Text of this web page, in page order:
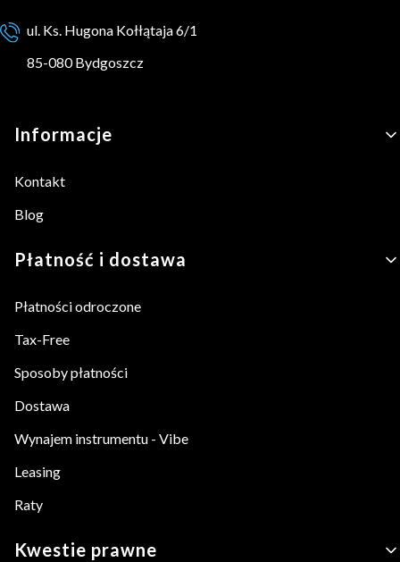
ul. Ks. Hugona Kołłątaja 6/1
85-080 Bydgoszcz
Linki w stopce
Informacje
Kontakt
Blog
Płatność i dostawa
Płatności odroczone
Tax-Free
Sposoby płatności
Dostawa
Wynajem instrumentu - Vibe
Leasing
Raty
Kwestie prawne